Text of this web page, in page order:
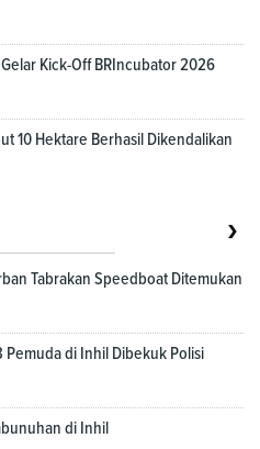
Kick-Off BRIncubator 2026
10 Hektare Berhasil Dikendalikan
›
Tabrakan Speedboat Ditemukan
Pemuda di Inhil Dibekuk Polisi
di Inhil